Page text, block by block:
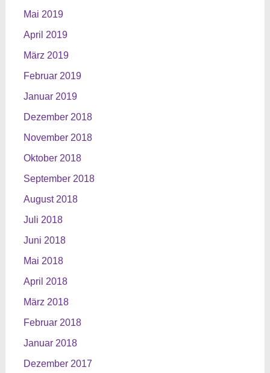
Mai 2019
April 2019
März 2019
Februar 2019
Januar 2019
Dezember 2018
November 2018
Oktober 2018
September 2018
August 2018
Juli 2018
Juni 2018
Mai 2018
April 2018
März 2018
Februar 2018
Januar 2018
Dezember 2017